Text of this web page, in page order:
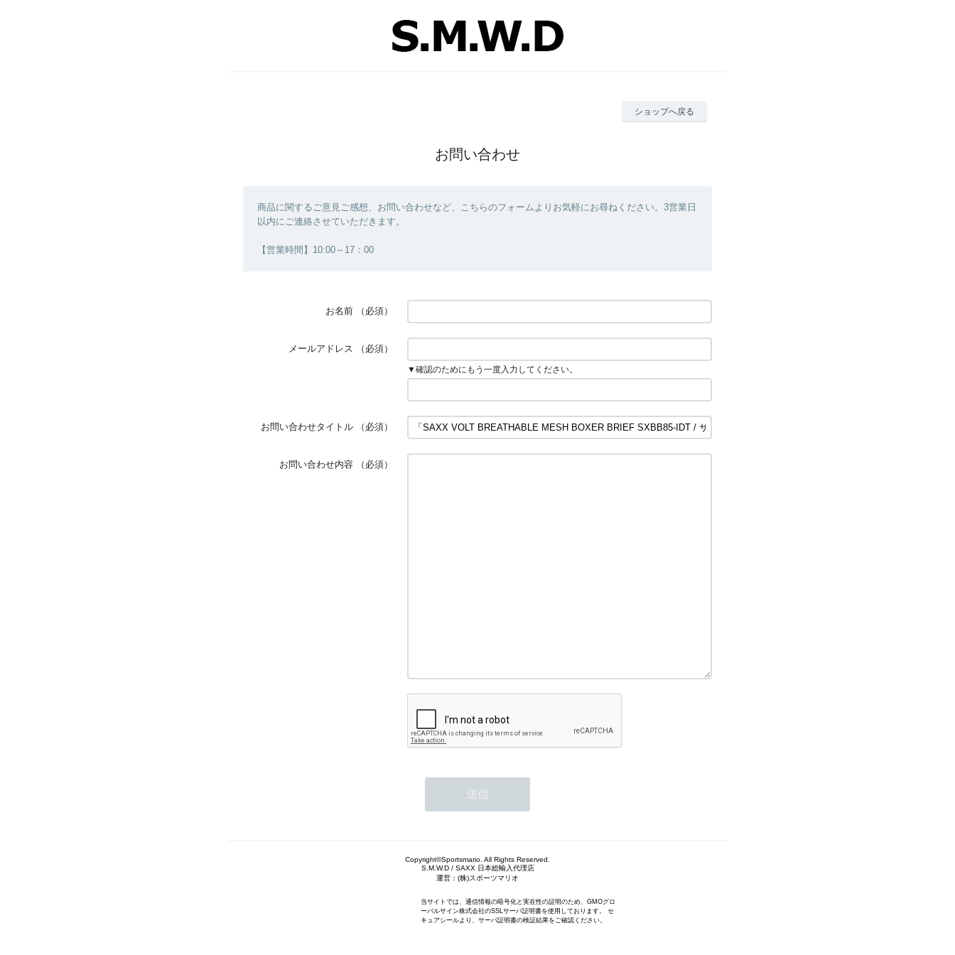
ショップへ戻る
お問い合わせ
商品に関するご意見ご感想、お問い合わせなど、こちらのフォームよりお気軽にお尋ねください。3営業日
以内にご連絡させていただきます。
【営業時間】10:00～17：00
お名前 （必須）
メールアドレス （必須）
▼確認のためにもう一度入力してください。
お問い合わせタイトル （必須）
お問い合わせ内容 （必須）
Copyright©Sportsmario. All Rights Reserved.
S.M.W.D / SAXX 日本総輸入代理店
運営：(株)スポーツマリオ
当サイトでは、通信情報の暗号化と実在性の証明のため、GMOグロ
ーバルサイン株式会社のSSLサーバ証明書を使用しております。 セ
キュアシールより、サーバ証明書の検証結果をご確認ください。